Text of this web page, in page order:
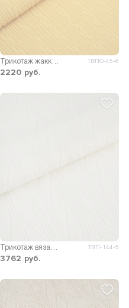
ТВПО-45-6
2220 руб.
ТВП-144-5
3762 руб.